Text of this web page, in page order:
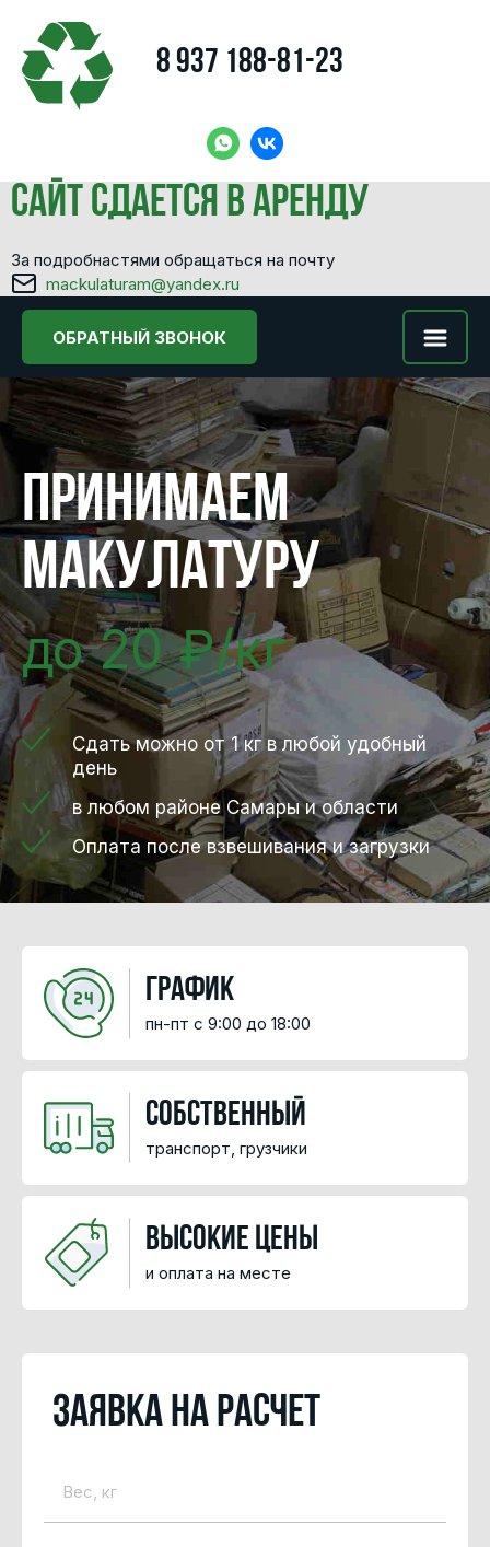
8 937 188-81-23
Сайт сдается в аренду
За подробнастями обращаться на почту
mackulaturam@yandex.ru
ОБРАТНЫЙ ЗВОНОК
Принимаем
макулатуру
до 20 ₽/кг
Сдать можно от 1 кг в любой удобный
день
в любом районе Самары и области
Оплата после взвешивания и загрузки
График
пн-пт с 9:00 до 18:00
Собственный
транспорт, грузчики
высокие цены
и оплата на месте
Заявка на расчет